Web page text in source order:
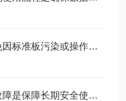
掌握白度仪正确使用方法避免因标准板污染或操作不规范引入误差
及时解决甲苯不溶物测定仪故障是保障长期安全使用的关键